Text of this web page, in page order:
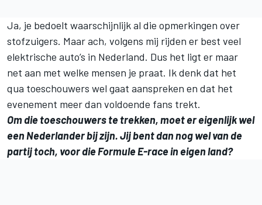
Ja, je bedoelt waarschijnlijk al die opmerkingen over
stofzuigers. Maar ach, volgens mij rijden er best veel
elektrische auto’s in Nederland. Dus het ligt er maar
net aan met welke mensen je praat. Ik denk dat het
qua toeschouwers wel gaat aanspreken en dat het
evenement meer dan voldoende fans trekt.
Om die toeschouwers te trekken, moet er eigenlijk wel
een Nederlander bij zijn. Jij bent dan nog wel van de
partij toch, voor die Formule E-race in eigen land?